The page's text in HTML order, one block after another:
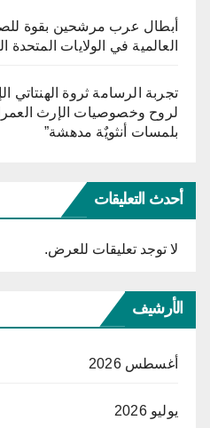
أبطال عرب مرشحين بقوة
العالمية في الولايات المتحدة
تجربة الرسامة ثروة الهنتاتي
لروح وخصوصيات الإرث
بلمسات أنثويٌة مدهشة”
أحدث التعليقات
لا توجد تعليقات للعرض.
الأرشيف
أغسطس 2026
يوليو 2026